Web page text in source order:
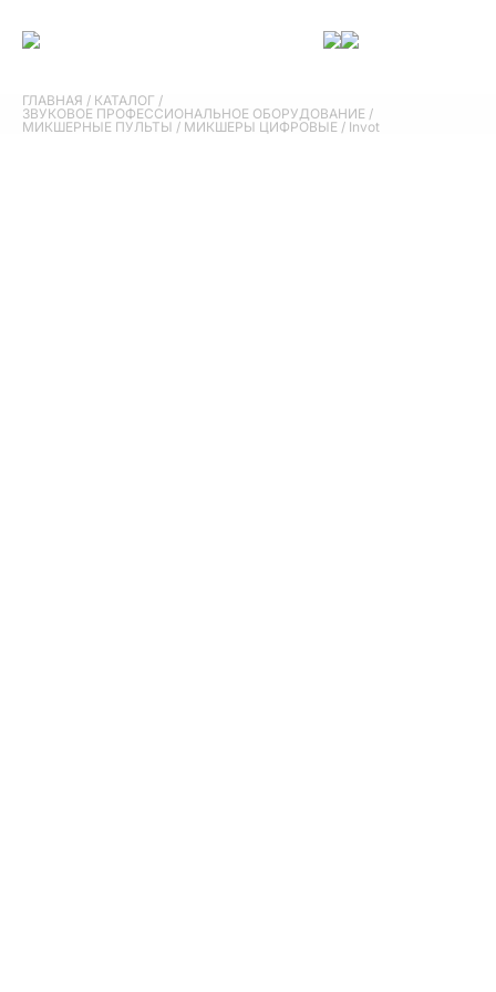
ГЛАВНАЯ / КАТАЛОГ /
ЗВУКОВОЕ ПРОФЕССИОНАЛЬНОЕ ОБОРУДОВАНИЕ /
МИКШЕРНЫЕ ПУЛЬТЫ / МИКШЕРЫ ЦИФРОВЫЕ / Invot